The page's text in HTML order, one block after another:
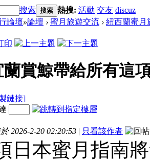
搜索 搜索 熱搜: 活動 交友 discuz
論壇»論壇 › 蜜月旅遊交流 › 紐西蘭蜜月
蘭賞鯨帶給所有這
鏈接]
2026-2-20 02:20:53 | 只看該作者
日本蜜月指南